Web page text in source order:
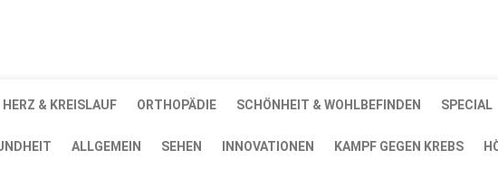
HERZ & KREISLAUF ORTHOPÄDIE SCHÖNHEIT & WOHLBEFINDEN SPECIAL
ALLGEMEIN SEHEN INNOVATIONEN KAMPF GEGEN KREBS